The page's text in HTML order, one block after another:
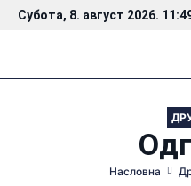
Субота, 8. август 2026.
Насловна